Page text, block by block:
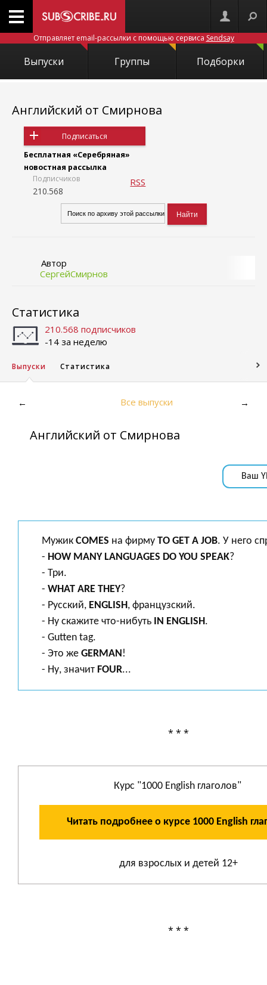
Отправляет email-рассылки с помощью сервиса Sendsay
Выпуски Группы Подборки
Английский от Смирнова
Подписаться
Бесплатная «Серебряная»
новостная рассылка
Подписчиков
210.568
RSS
Автор
СергейСмирнов
Статистика
210.568 подписчиков
-14 за неделю
Выпуски Статистика
← Все выпуски →
Английский от Смирнова
Ваш
Мужик COMES на фирму TO GET A JOB. У него
- HOW MANY LANGUAGES DO YOU SPEAK?
- Три.
- WHAT ARE THEY?
- Русский, ENGLISH, французский.
- Ну скажите что-нибуть IN ENGLISH.
- Guttеn tаg.
- Это же GERMAN!
- Ну, значитFOUR...
* * *
Курс "1000 English глаголов"
Читать подробнее о курсе 1000 English
для взрослых и детей 12+
* * *